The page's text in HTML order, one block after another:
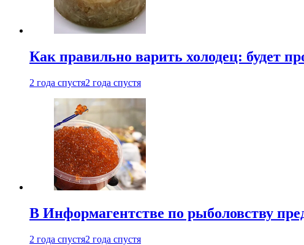
Как правильно варить холодец: будет
2 года спустя2 года спустя
В Информагентстве по рыболовству
2 года спустя2 года спустя